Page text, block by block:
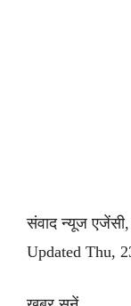
संवाद न्यूज एजेंसी,
Updated Thu,